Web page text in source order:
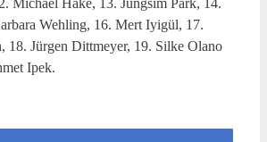
Wehling, 16. Mert Iyigül, 17.
18. Jürgen Dittmeyer, 19. Silke Olano
Ipek.